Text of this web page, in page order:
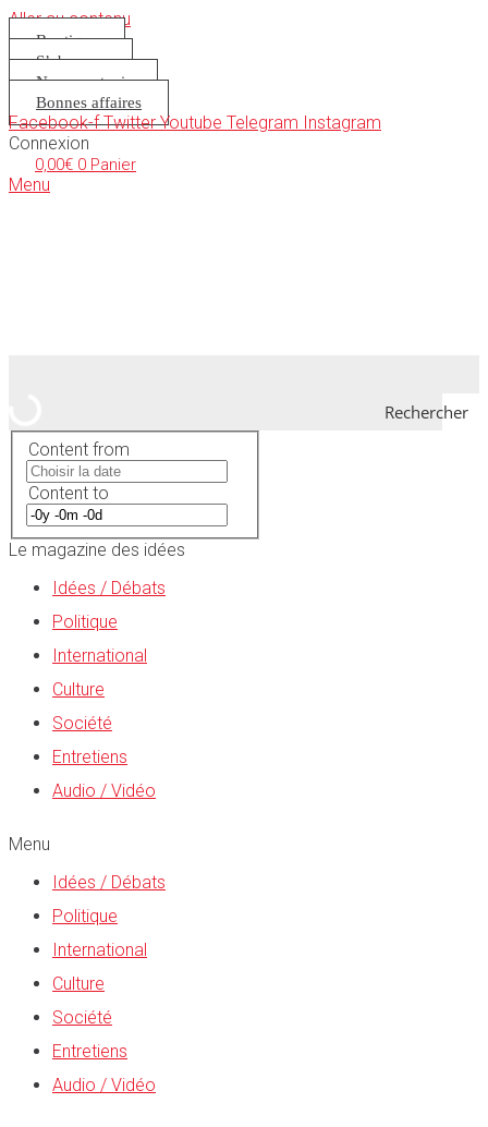
Aller au contenu
Boutique
S’abonner
Nous soutenir
Bonnes affaires
Facebook-f Twitter Youtube Telegram Instagram
Connexion
0,00€ 0 Panier
Menu
Rechercher
Content from
Content to
Le magazine des idées
Idées / Débats
Politique
International
Culture
Société
Entretiens
Audio / Vidéo
Menu
Idées / Débats
Politique
International
Culture
Société
Entretiens
Audio / Vidéo